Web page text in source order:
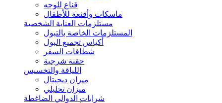
قناع للوجه
ماسكات وأقنعة للأطفال
مستلزمات العناية الشخصية
المستلزمات الخاصة بالتبول
أكياس تجميع البول
شطافات السفر
حقنة شرجية
اللياقة والتخسيس
ميزان ديجيتال
ميزان تحليلي
شرابات الدوالي الضاغطة